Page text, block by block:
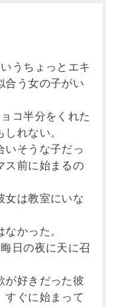
うちょっとエキ
合う女の子がい
コ半分をくれた
れない。
いそうな子だっ
ス前に始まるの
女は教室にいな
かった。
日の夜に天に召
が好きだった彼
すぐに始まって